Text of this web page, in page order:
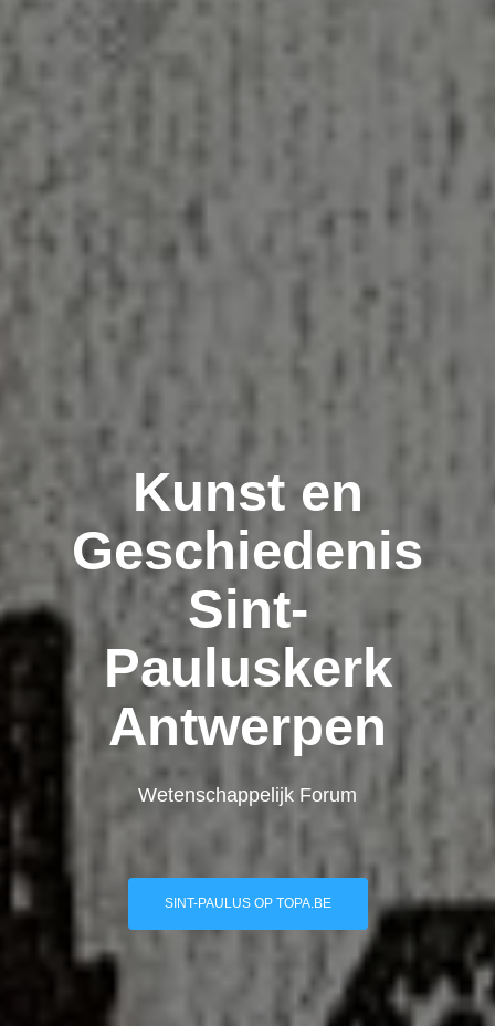
Kunst en
Geschiedenis
Sint-
Pauluskerk
Antwerpen
Wetenschappelijk Forum
SINT-PAULUS OP TOPA.BE